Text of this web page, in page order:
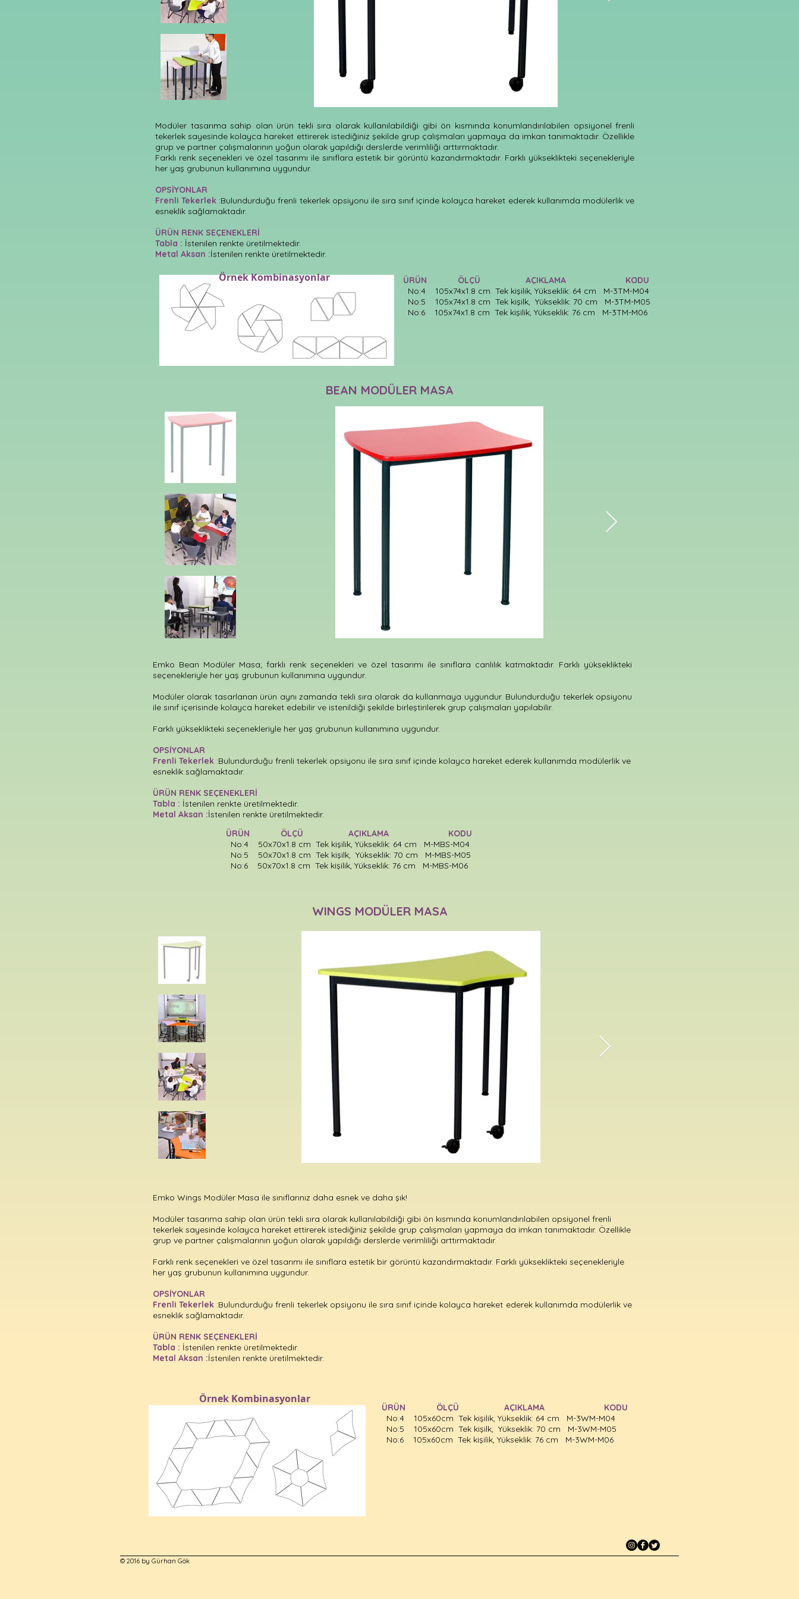
Modüler tasarıma sahip olan ürün tekli sıra olarak kullanılabildiği gibi ön kısmında konumlandırılabilen opsiyonel frenli
tekerlek sayesinde kolayca hareket ettirerek istediğiniz şekilde grup çalışmaları yapmaya da imkan tanımaktadır. Özellikle
grup ve partner çalışmalarının yoğun olarak yapıldığı derslerde verimliliği arttırmaktadır.
Farklı renk seçenekleri ve özel tasarımı ile sınıflara estetik bir görüntü kazandırmaktadır. Farklı yükseklikteki seçenekleriyle
her yaş grubunun kullanımına uygundur.
OPSİYONLAR
Frenli Tekerlek :Bulundurduğu frenli tekerlek opsiyonu ile sıra sınıf içinde kolayca hareket ederek kullanımda modülerlik ve
esneklik sağlamaktadır.
ÜRÜN RENK SEÇENEKLERİ
Tabla : İstenilen renkte üretilmektedir.
Metal Aksan :İstenilen renkte üretilmektedir.
Örnek Kombinasyonlar
ÜRÜN ÖLÇÜ AÇIKLAMA KODU
No:4 105x74x1.8 cm Tek kişilik, Yükseklik: 64 cm M-3TM-M04
No:5 105x74x1.8 cm Tek kişilk, Yükseklik: 70 cm M-3TM-M05
No:6 105x74x1.8 cm Tek kişilik, Yükseklik: 76 cm M-3TM-M06
BEAN MODÜLER MASA
Emko Bean Modüler Masa; farklı renk seçenekleri ve özel tasarımı ile sınıflara canlılık katmaktadır. Farklı yükseklikteki
seçenekleriyle her yaş grubunun kullanımına uygundur.
Modüler olarak tasarlanan ürün aynı zamanda tekli sıra olarak da kullanmaya uygundur. Bulundurduğu tekerlek opsiyonu
ile sınıf içerisinde kolayca hareket edebilir ve istenildiği şekilde birleştirilerek grup çalışmaları yapılabilir.
Farklı yükseklikteki seçenekleriyle her yaş grubunun kullanımına uygundur.
OPSİYONLAR
Frenli Tekerlek :Bulundurduğu frenli tekerlek opsiyonu ile sıra sınıf içinde kolayca hareket ederek kullanımda modülerlik ve
esneklik sağlamaktadır.
ÜRÜN RENK SEÇENEKLERİ
Tabla : İstenilen renkte üretilmektedir.
Metal Aksan :İstenilen renkte üretilmektedir.
ÜRÜN ÖLÇÜ AÇIKLAMA KODU
No:4 50x70x1.8 cm Tek kişilik, Yükseklik: 64 cm M-MBS-M04
No:5 50x70x1.8 cm Tek kişilk, Yükseklik: 70 cm M-MBS-M05
No:6 50x70x1.8 cm Tek kişilik, Yükseklik: 76 cm M-MBS-M06
WINGS MODÜLER MASA
Emko Wings Modüler Masa ile sınıflarınız daha esnek ve daha şık!
Modüler tasarıma sahip olan ürün tekli sıra olarak kullanılabildiği gibi ön kısmında konumlandırılabilen opsiyonel frenli
tekerlek sayesinde kolayca hareket ettirerek istediğiniz şekilde grup çalışmaları yapmaya da imkan tanımaktadır. Özellikle
grup ve partner çalışmalarının yoğun olarak yapıldığı derslerde verimliliği arttırmaktadır.
Farklı renk seçenekleri ve özel tasarımı ile sınıflara estetik bir görüntü kazandırmaktadır. Farklı yükseklikteki seçenekleriyle
her yaş grubunun kullanımına uygundur.
OPSİYONLAR
Frenli Tekerlek :Bulundurduğu frenli tekerlek opsiyonu ile sıra sınıf içinde kolayca hareket ederek kullanımda modülerlik ve
esneklik sağlamaktadır.
ÜRÜN RENK SEÇENEKLERİ
Tabla : İstenilen renkte üretilmektedir.
Metal Aksan :İstenilen renkte üretilmektedir.
Örnek Kombinasyonlar
ÜRÜN ÖLÇÜ AÇIKLAMA KODU
No:4 105x60cm Tek kişilik, Yükseklik: 64 cm M-3WM-M04
No:5 105x60cm Tek kişilk, Yükseklik: 70 cm M-3WM-M05
No:6 105x60cm Tek kişilik, Yükseklik: 76 cm M-3WM-M06
© 2016 by Gürhan Gök